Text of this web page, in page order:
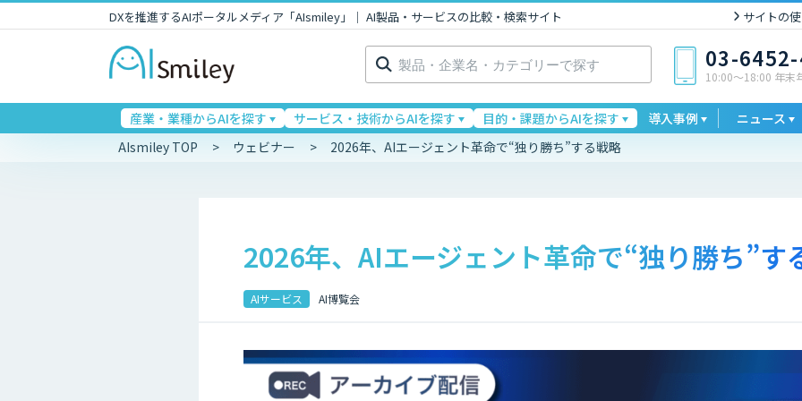
DXを推進するAIポータルメディア「AIsmiley」｜ AI製品・サービスの比較・検索サイト サイトの
検
索: 03-
10:00〜18:00 年末
産業・業種からAIを探す サービス・技術からAIを探す 目的・課題からAIを探す 導入事例
ニュース
AIsmiley TOP
ウェビナー 2026年、AIエージェント革命で“独り勝ち”する戦略
2026年、AIエージェント革命で“独り勝ち”す
AIサービス AI博覧会